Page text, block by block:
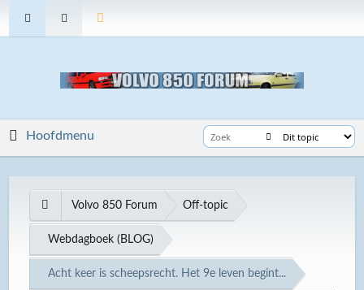
Hoofdmenu
Volvo 850 Forum Off-topic
Webdagboek (BLOG)
Acht keer is scheepsrecht. Het 9e leven begint...